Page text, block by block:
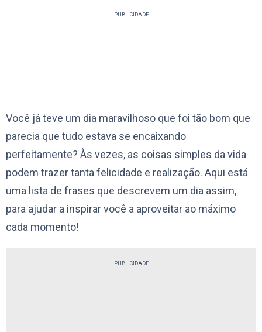
PUBLICIDADE
Você já teve um dia maravilhoso que foi tão bom que
parecia que tudo estava se encaixando
perfeitamente? Às vezes, as coisas simples da vida
podem trazer tanta felicidade e realização. Aqui está
uma lista de frases que descrevem um dia assim,
para ajudar a inspirar você a aproveitar ao máximo
cada momento!
PUBLICIDADE